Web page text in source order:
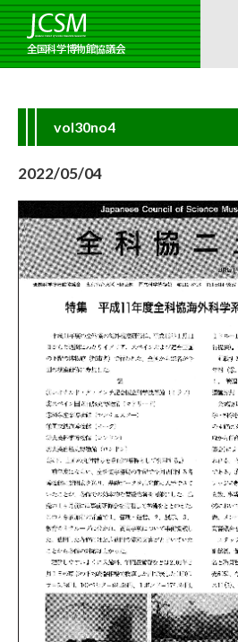
全国科学博物館協議会
vol30no4
2022/05/04